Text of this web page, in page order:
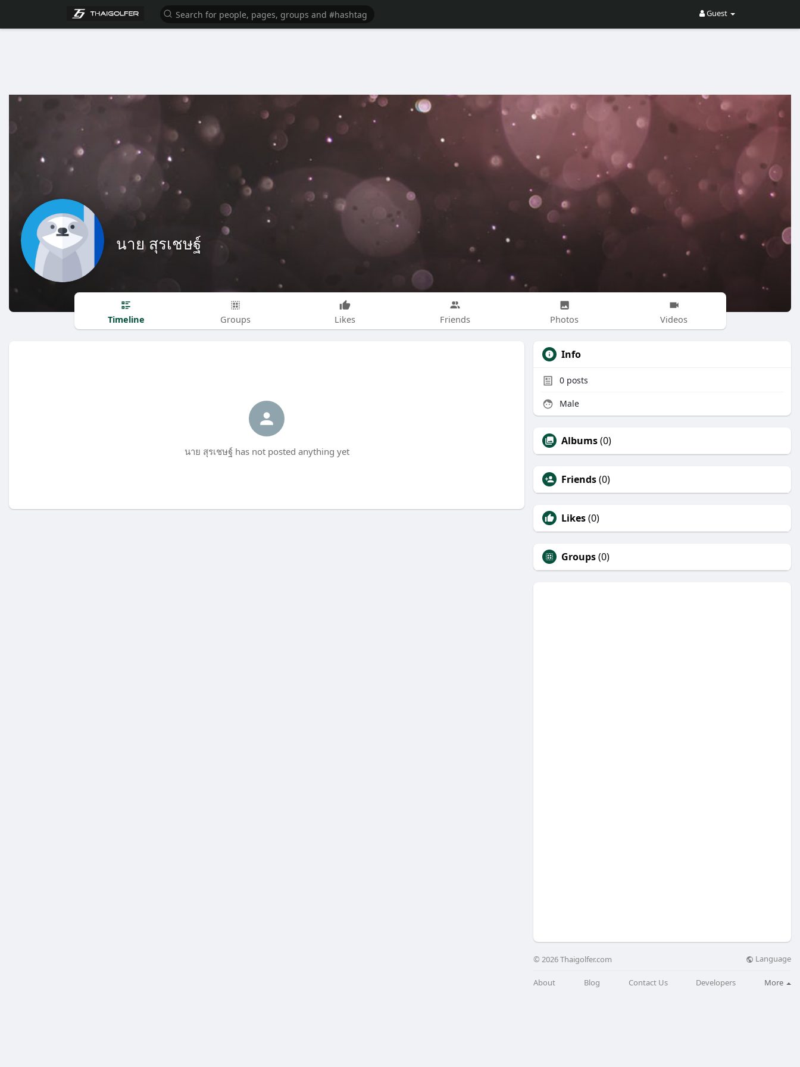
Guest
นาย สุรเชษฐ์
Timeline Groups Likes Friends Photos Videos
นาย สุรเชษฐ์ has not posted anything yet
Info
0 posts
Male
Albums(0)
Friends(0)
Likes(0)
Groups(0)
© 2026 Thaigolfer.com Language
About Blog Contact Us Developers More